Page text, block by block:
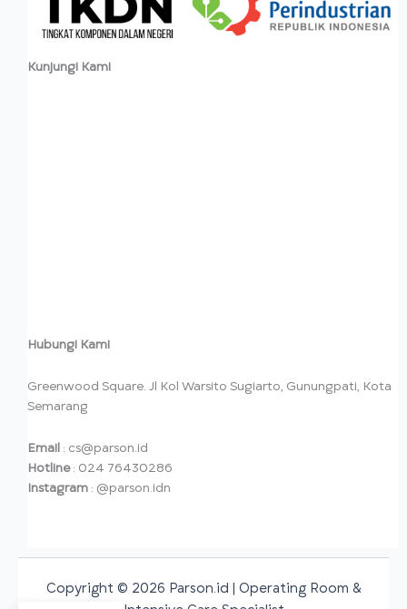
Kunjungi Kami
Hubungi Kami
Greenwood Square. Jl Kol Warsito Sugiarto, Gunungpati, Kota
Semarang
Email : cs@parson.id
Hotline: 024 76430286
Instagram : @parson.idn
Copyright © 2026 Parson.id | Operating Room &